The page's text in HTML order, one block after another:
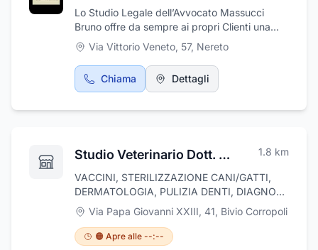
Lo Studio Legale dell’Avvocato Massucci
Bruno offre da sempre ai propri Clienti una
mirata e accurata assistenza e consulenza in
ambito legale, in ogni stato e grado dei
procedimenti. L’avvocato Massucci offre la
propria esperienza professionale in ambito del
danni. Lo Studio Massucci si trova in Via
presso lo Studio Legale contattare
Via Vittorio Veneto, 57, Nereto
Chiama Dettagli
Studio Veterinario Dott. Aureliana Masci 1.8 km
VACCINI, STERILIZZAZIONE CANI/GATTI,
DERMATOLOGIA, PULIZIA DENTI, DIAGNOSI
E CURA DI TUO AMICO A 4 ZAMPE!!
Via Papa Giovanni XXIII, 41, Bivio Corropoli
🟠 Apre alle --:--